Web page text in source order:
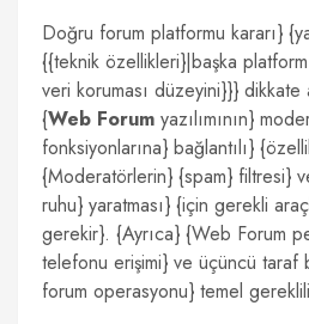
Doğru forum platformu kararı}
{{teknik özellikleri}|başka
veri koruması düzeyini}}} dikkate
{Web Forum yazılımının}
fonksiyonlarına} bağlantılı}
{Moderatörlerin} {spam} filtresi}
ruhu} yaratması} {için gerekli
gerekir}. {Ayrıca} {Web Forum
telefonu erişimi} ve üçüncü taraf
forum operasyonu} temel